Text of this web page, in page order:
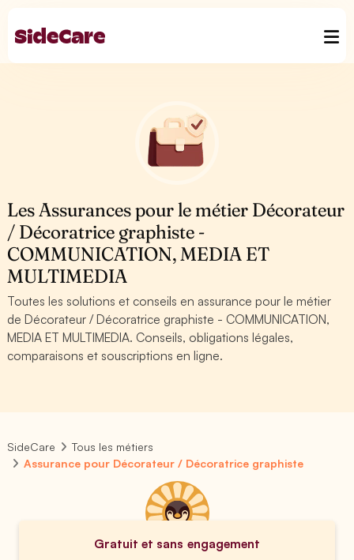
Les Assurances pour le métier Décorateur
/ Décoratrice graphiste -
COMMUNICATION, MEDIA ET
MULTIMEDIA
Toutes les solutions et conseils en assurance pour le métier
de Décorateur / Décoratrice graphiste - COMMUNICATION,
MEDIA ET MULTIMEDIA. Conseils, obligations légales,
comparaisons et souscriptions en ligne.
SideCare
Tous les métiers
Assurance pour Décorateur / Décoratrice graphiste
Gratuit et sans engagement